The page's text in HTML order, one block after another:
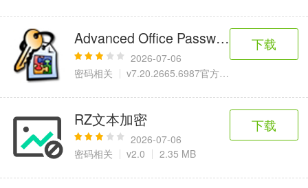
Advanced Office Password Recovery
2026-07-06
密码相关
v7.20.2665.6987官方正式版
下载
RZ文本加密
2026-07-06
密码相关
v2.0 2.35 MB
下载